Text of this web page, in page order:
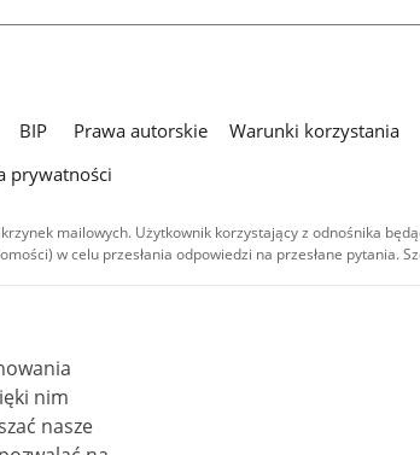
BIP Prawa autorskie Warunki korzystania
prywatności
mailowych. Użytkownik korzystający z odnośnika
w celu przesłania odpowiedzi na przesłane pytania.
treści audiowizualnych), są
autorstwa - na tych samych
w tym zdjęcia, materiały audio i wideo,
uznanie autorstwa użycie niekomercyjne -
nie jest to stwierdzone inaczej.
nasze